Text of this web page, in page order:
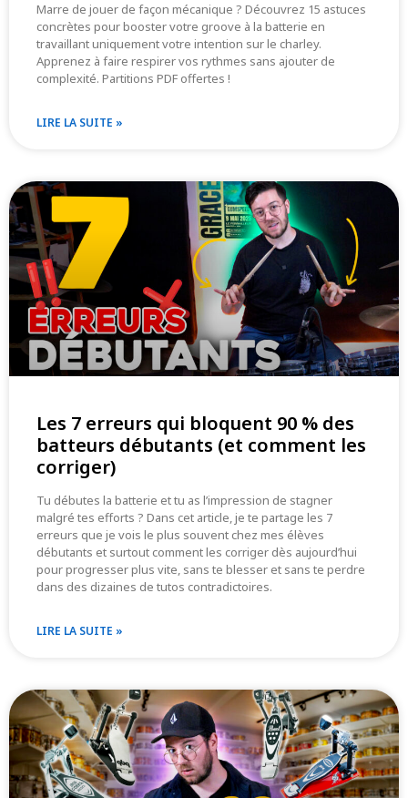
Marre de jouer de façon mécanique ? Découvrez 15 astuces
concrètes pour booster votre groove à la batterie en
travaillant uniquement votre intention sur le charley.
Apprenez à faire respirer vos rythmes sans ajouter de
complexité. Partitions PDF offertes !
LIRE LA SUITE »
Les 7 erreurs qui bloquent 90 % des
batteurs débutants (et comment les
corriger)
Tu débutes la batterie et tu as l’impression de stagner
malgré tes efforts ? Dans cet article, je te partage les 7
erreurs que je vois le plus souvent chez mes élèves
débutants et surtout comment les corriger dès aujourd’hui
pour progresser plus vite, sans te blesser et sans te perdre
dans des dizaines de tutos contradictoires.
LIRE LA SUITE »